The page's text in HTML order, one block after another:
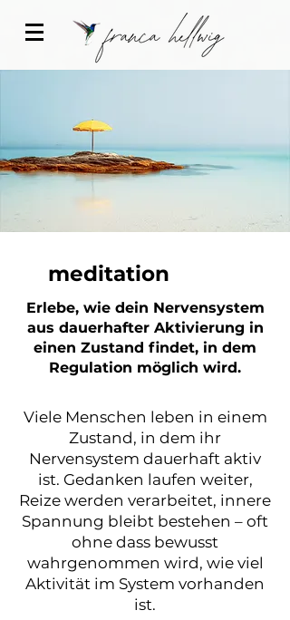
meditation
Erlebe, wie dein Nervensystem
aus dauerhafter Aktivierung in
einen Zustand findet, in dem
Regulation möglich wird.
Viele Menschen leben in einem
Zustand, in dem ihr
Nervensystem dauerhaft aktiv
ist. Gedanken laufen weiter,
Reize werden verarbeitet, innere
Spannung bleibt bestehen – oft
ohne dass bewusst
wahrgenommen wird, wie viel
Aktivität im System vorhanden
ist.